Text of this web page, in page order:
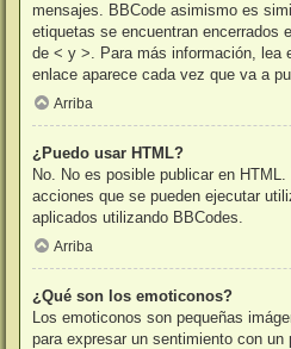
mensajes. BBCode asimismo es
etiquetas se encuentran encerrados
de < y >. Para más información, lea
enlace aparece cada vez que va a
Arriba
¿Puedo usar HTML?
No. No es posible publicar en
acciones que se pueden ejecutar
aplicados utilizando BBCodes.
Arriba
¿Qué son los emoticonos?
Los emoticonos son pequeñas
para expresar un sentimiento con